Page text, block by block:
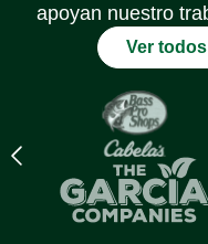
apoyan nuestro
Ver
Previous
logo